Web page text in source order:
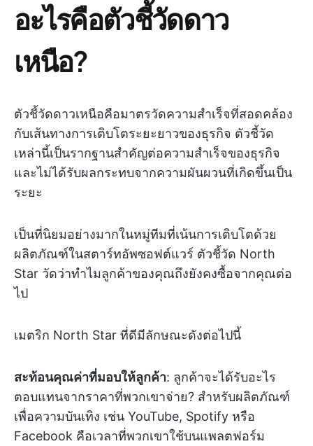
อะไรคือตัวชี้วัดดาว
เหนือ?
ตัวชี้วัดดาวเหนือคือมาตรวัดความสำเร็จที่สอดคล้อง
กับเส้นทางการเติบโตระยะยาวของธุรกิจ ตัวชี้วัด
เหล่านี้เป็นรากฐานสำคัญต่อความสำเร็จของธุรกิจ
และไม่ได้รับผลกระทบจากความผันผวนที่เกิดขึ้นเป็น
ระยะ
เป็นที่นิยมอย่างมากในหมู่ทีมที่เน้นการเติบโตด้วย
ผลิตภัณฑ์ในสตาร์ทอัพซอฟต์แวร์ ตัวชี้วัด North
Star วัดว่าทำไมลูกค้าของคุณถึงยังคงซื้อจากคุณต่อ
ไป
เมตริก North Star ที่ดีมีลักษณะดังต่อไปนี้
สะท้อนคุณค่าที่มอบให้ลูกค้า: ลูกค้าจะได้รับอะไร
ตอบแทนจากราคาที่พวกเขาจ่าย? สำหรับผลิตภัณฑ์
เพื่อความบันเทิง เช่น YouTube, Spotify หรือ
Facebook คือเวลาที่พวกเขาใช้บนแพลตฟอร์ม